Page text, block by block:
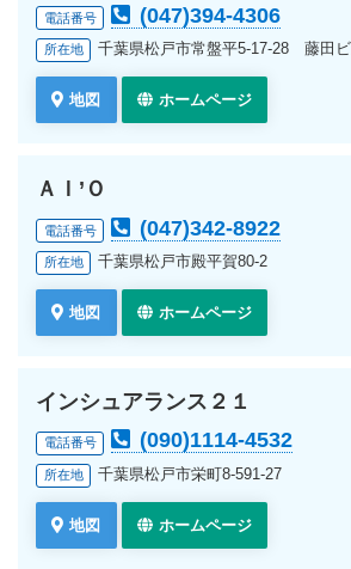
電話番号 (047)394-4306
所在地 千葉県松戸市常盤平5-17-28 藤田
地図 ホームページ
ＡＩ’Ｏ
電話番号 (047)342-8922
所在地 千葉県松戸市殿平賀80-2
地図 ホームページ
インシュアランス２１
電話番号 (090)1114-4532
所在地 千葉県松戸市栄町8-591-27
地図 ホームページ